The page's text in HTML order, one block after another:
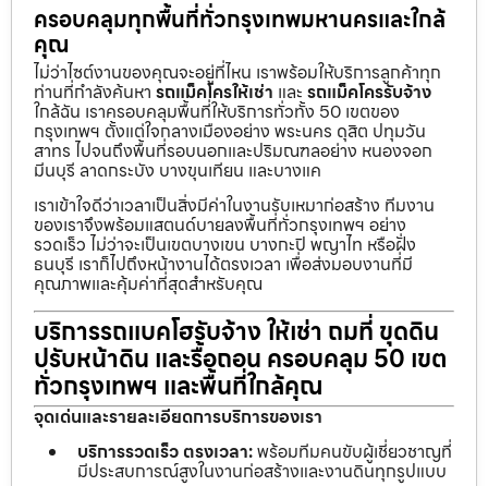
ครอบคลุมทุกพื้นที่ทั่วกรุงเทพมหานครและใกล้
คุณ
ไม่ว่าไซต์งานของคุณจะอยู่ที่ไหน เราพร้อมให้บริการลูกค้าทุก
ท่านที่กำลังค้นหา รถแม็คโครให้เช่า และ รถแม็คโครรับจ้าง
ใกล้ฉัน เราครอบคลุมพื้นที่ให้บริการทั่วทั้ง 50 เขตของ
กรุงเทพฯ ตั้งแต่ใจกลางเมืองอย่าง พระนคร ดุสิต ปทุมวัน
สาทร ไปจนถึงพื้นที่รอบนอกและปริมณฑลอย่าง หนองจอก
มีนบุรี ลาดกระบัง บางขุนเทียน และบางแค
เราเข้าใจดีว่าเวลาเป็นสิ่งมีค่าในงานรับเหมาก่อสร้าง ทีมงาน
ของเราจึงพร้อมแสตนด์บายลงพื้นที่ทั่วกรุงเทพฯ อย่าง
รวดเร็ว ไม่ว่าจะเป็นเขตบางเขน บางกะปิ พญาไท หรือฝั่ง
ธนบุรี เราก็ไปถึงหน้างานได้ตรงเวลา เพื่อส่งมอบงานที่มี
คุณภาพและคุ้มค่าที่สุดสำหรับคุณ
บริการรถแบคโฮรับจ้าง ให้เช่า ถมที่ ขุดดิน
ปรับหน้าดิน และรื้อถอน ครอบคลุม 50 เขต
ทั่วกรุงเทพฯ และพื้นที่ใกล้คุณ
จุดเด่นและรายละเอียดการบริการของเรา
บริการรวดเร็ว ตรงเวลา:พร้อมทีมคนขับผู้เชี่ยวชาญที่
มีประสบการณ์สูงในงานก่อสร้างและงานดินทุกรูปแบบ